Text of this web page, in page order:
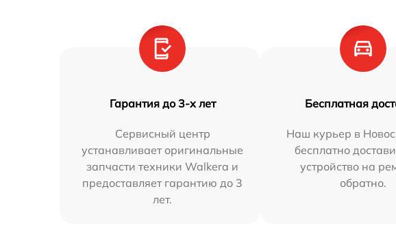
Гарантия до 3-х лет
Сервисный центр
устанавливает оригинальные
запчасти техники Walkera и
предоставляет гарантию до 3
лет.
Бесплатная
Наш курьер в
бесплатно
устройство на
обратно.